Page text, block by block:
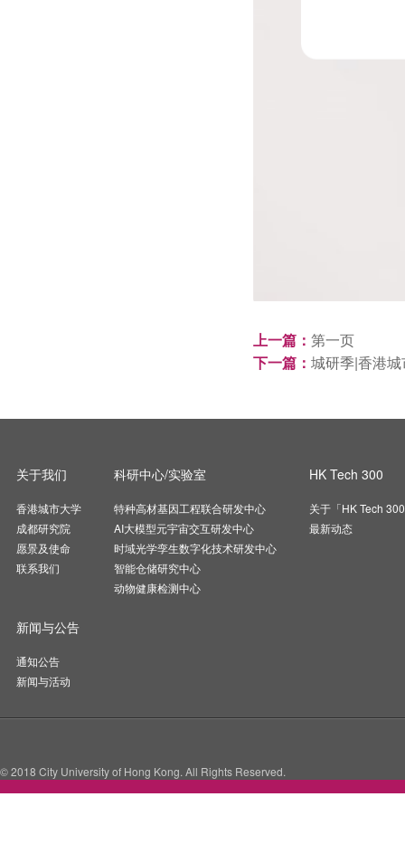
上一篇： 第一页
下一篇： 城研季|香港
关于我们
香港城市大学
成都研究院
愿景及使命
联系我们
科研中心/实验室
特种高材基因工程联合研发中心
AI大模型元宇宙交互研发中心
时域光学孪生数字化技术研发中心
智能仓储研究中心
动物健康检测中心
HK Tech 300
关于「HK Tech
最新动态
新闻与公告
通知公告
新闻与活动
© 2018 City University of Hong Kong. All Rights Reserved.